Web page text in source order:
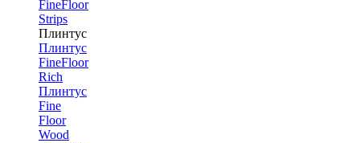
FineFloor
Strips
Плинтус
Плинтус
FineFloor
Rich
Плинтус
Fine
Floor
Wood